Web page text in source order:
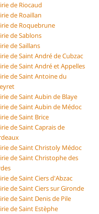
de Riocaud
de Roaillan
de Roquebrune
de Sablons
de Saillans
de Saint André de Cubzac
de Saint André et Appelles
de Saint Antoine du
de Saint Aubin de Blaye
de Saint Aubin de Médoc
de Saint Brice
de Saint Caprais de
de Saint Christoly Médoc
de Saint Christophe des
de Saint Ciers d'Abzac
de Saint Ciers sur Gironde
de Saint Denis de Pile
de Saint Estèphe